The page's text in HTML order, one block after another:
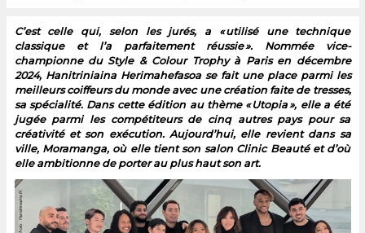
C’est celle qui, selon les jurés, a « utilisé une technique
classique et l’a parfaitement réussie ». Nommée vice-
championne du Style & Colour Trophy à Paris en décembre
2024, Hanitriniaina Herimahefasoa se fait une place parmi les
meilleurs coiffeurs du monde avec une création faite de tresses,
sa spécialité. Dans cette édition au thème « Utopia », elle a été
jugée parmi les compétiteurs de cinq autres pays pour sa
créativité et son exécution. Aujourd’hui, elle revient dans sa
ville, Moramanga, où elle tient son salon Clinic Beauté et d’où
elle ambitionne de porter au plus haut son art.